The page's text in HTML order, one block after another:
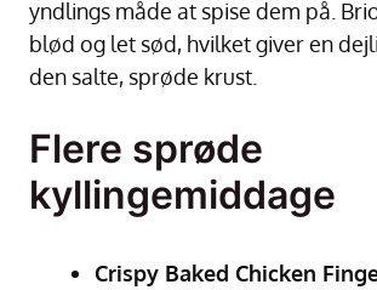
yndlings måde at spise dem på.
blød og let sød, hvilket giver en
den salte, sprøde krust.
Flere sprøde
kyllingemiddage
Crispy Baked Chicken